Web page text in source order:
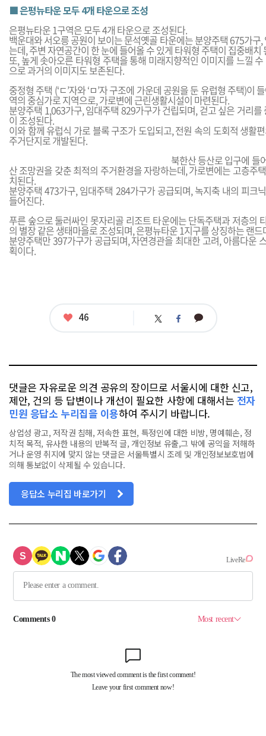
■ 은평뉴타운 모두 4개 타운으로 조성
은평뉴타운 1구역은 모두 4개 타운으로 조성된다.
백운대와 서오릉 공원이 보이는 문석옛골 타운에는 분양주택 675가구
는데, 주변 자연공간이 한 눈에 들어올 수 있게 타워형 주택이 집중배치
또, 높게 솟아오른 타워형 주택을 통해 미래지향적인 이미지를 느낄
으로 과거의 이미지도 보존된다.
중정형 주택 (‘ㄷ’자와 ‘ㅁ’자 구조에 가운데 공원을 둔 유럽형 주택)이
역의 중심가로 지역으로, 가로변에 근린생활시설이 마련된다.
분양주택 1,063가구, 임대주택 829가구가 건립되며, 걷고 싶은 거리
이 조성된다.
이와 함께 유럽식 가로 블록 구조가 도입되고, 전원 속의 도회적 생활
주거단지로 개발된다.
북한산 등산로 입구에 들
산 조망권을 갖춘 최적의 주거환경을 자랑하는데, 가로변에는 고층주
치된다.
분양주택 473가구, 임대주택 284가구가 공급되며, 녹지축 내의 피크
들어진다.
푸른 숲으로 둘러싸인 못자리골 리조트 타운에는 단독주택과 저층의
의 별장 같은 생태마을로 조성되며, 은평뉴타운 1지구를 상징하는 랜
분양주택만 397가구가 공급되며, 자연경관을 최대한 고려, 아름다운
획이다.
좋
46 트 페 카
댓글은 자유로운 의견 공유의 장이므로 서울시에 대한 신고,
제안, 건의 등 답변이나 개선이 필요한 사항에 대해서는 전자
민원 응답소 누리집을 이용하여 주시기 바랍니다.
상업성 광고, 저작권 침해, 저속한 표현, 특정인에 대한 비방, 명예훼손, 정
치적 목적, 유사한 내용의 반복적 글, 개인정보 유출,그 밖에 공익을 저해하
거나 운영 취지에 맞지 않는 댓글은 서울특별시 조례 및 개인정보보호법에
의해 통보없이 삭제될 수 있습니다.
응답소 누리집 바로가기